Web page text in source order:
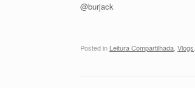
@burjack
Posted in Leitura Compartilhada Vlogs